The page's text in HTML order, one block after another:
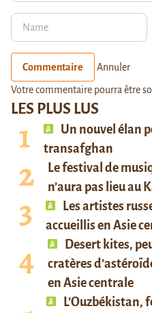
LES PLUS LUS
Un nouvel élan
transafghan
Le festival de
n’aura pas lieu au
Les artistes
accueillis en Asie
Desert kites,
cratères
en Asie centrale
L’Ouzbékistan,
Commentaire Annuler
Votre commentaire pourra être